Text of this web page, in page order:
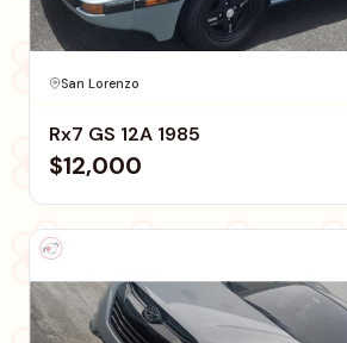
San Lorenzo
Rx7 GS 12A 1985
$12,000